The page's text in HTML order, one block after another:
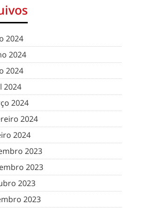
2024
2024
2024
2024
2024
2024
2024
2023
2023
2023
2023